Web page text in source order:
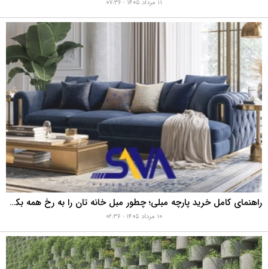
راهنمای کامل خرید پارچه مبلی؛ چطور مبل خانه تان را به رخ همه بکشید؟